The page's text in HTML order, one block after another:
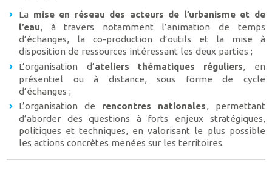
La mise en réseau des acteurs de l’urbanisme et de
l’eau, à travers notamment l’animation de temps
d’échanges, la co-production d’outils et la mise à
disposition de ressources intéressant les deux parties ;
L’organisation d’ateliers thématiques réguliers, en
présentiel ou à distance, sous forme de cycle
d’échanges ;
L’organisation de rencontres nationales, permettant
d’aborder des questions à forts enjeux stratégiques,
politiques et techniques, en valorisant le plus possible
les actions concrètes menées sur les territoires.